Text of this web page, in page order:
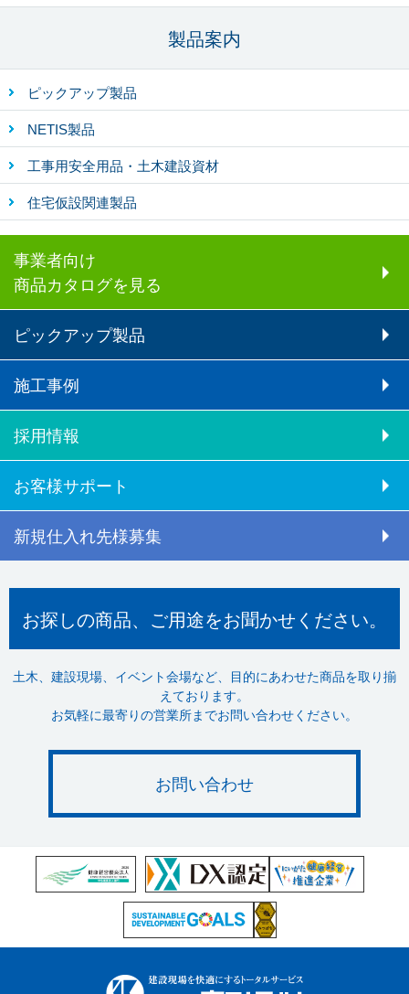
製品案内
ピックアップ製品
NETIS製品
工事用安全用品・土木建設資材
住宅仮設関連製品
事業者向け
商品カタログを見る
ピックアップ製品
施工事例
採用情報
お客様サポート
新規仕入れ先様募集
お探しの商品、ご用途をお聞かせください。
土木、建設現場、イベント会場など、目的にあわせた商品を取り揃
えております。
お気軽に最寄りの営業所までお問い合わせください。
お問い合わせ